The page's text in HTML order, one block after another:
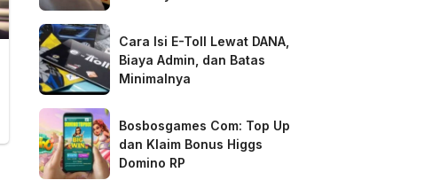
Cara Isi E-Toll Lewat DANA,
Biaya Admin, dan Batas
Minimalnya
Bosbosgames Com: Top Up
dan Klaim Bonus Higgs
Domino RP